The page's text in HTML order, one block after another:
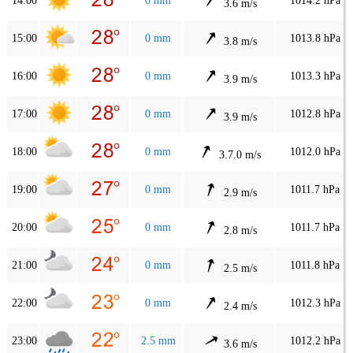
3.6 m/s
15:00 0 mm 3.8 m/s 1013.8 hPa
16:00 0 mm 3.9 m/s 1013.3 hPa
17:00 0 mm 3.9 m/s 1012.8 hPa
18:00 0 mm 3.7.0 m/s 1012.0 hPa
19:00 0 mm 2.9 m/s 1011.7 hPa
20:00 0 mm 2.8 m/s 1011.7 hPa
21:00 0 mm 2.5 m/s 1011.8 hPa
22:00 0 mm 2.4 m/s 1012.3 hPa
23:00 2.5 mm 3.6 m/s 1012.2 hPa